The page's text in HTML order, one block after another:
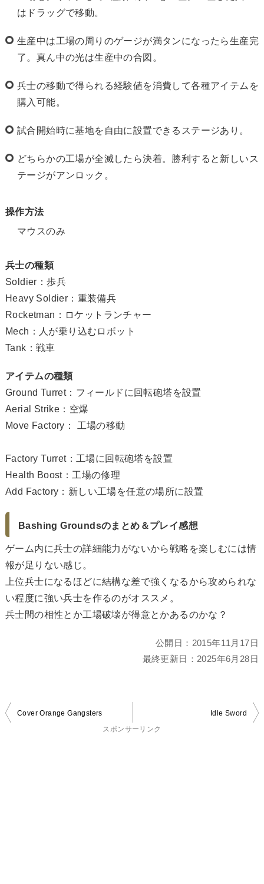
はドラッグで移動。
生産中は工場の周りのゲージが満タンになったら生産完
了。真ん中の光は生産中の合図。
兵士の移動で得られる経験値を消費して各種アイテムを
購入可能。
試合開始時に基地を自由に設置できるステージあり。
どちらかの工場が全滅したら決着。勝利すると新しいス
テージがアンロック。
操作方法
マウスのみ
兵士の種類
Soldier：歩兵
Heavy Soldier：重装備兵
Rocketman：ロケットランチャー
Mech：人が乗り込むロボット
Tank：戦車
アイテムの種類
Ground Turret：フィールドに回転砲塔を設置
Aerial Strike：空爆
Move Factory： 工場の移動
Factory Turret：工場に回転砲塔を設置
Health Boost：工場の修理
Add Factory：新しい工場を任意の場所に設置
Bashing Groundsのまとめ＆プレイ感想
ゲーム内に兵士の詳細能力がないから戦略を楽しむには情
報が足りない感じ。
上位兵士になるほどに結構な差で強くなるから攻められな
い程度に強い兵士を作るのがオススメ。
兵士間の相性とか工場破壊が得意とかあるのかな？
公開日： 2015年11月17日
最終更新日： 2025年6月28日
投
Cover Orange Gangsters
Idle Sword
スポンサーリンク